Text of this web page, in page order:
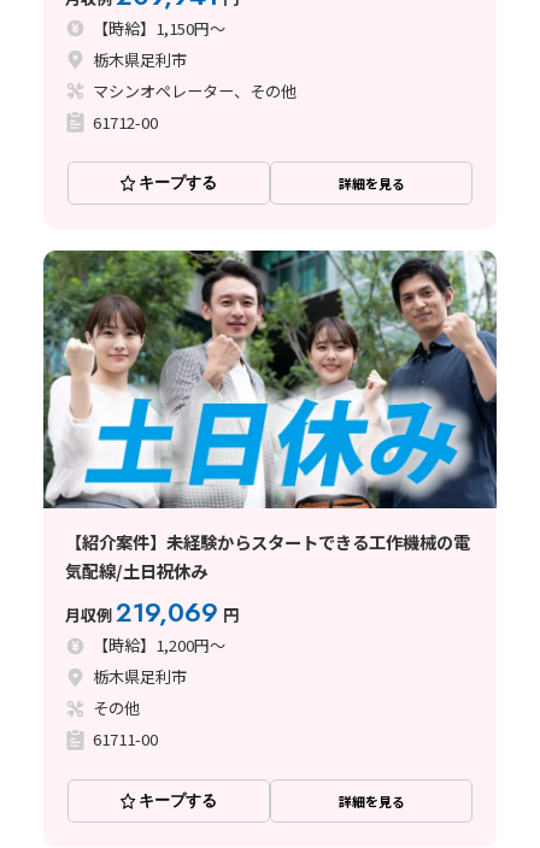
【時給】1,150円～
栃木県足利市
マシンオペレーター、その他
61712-00
キープする 詳細を見る
【紹介案件】未経験からスタートできる工作機械の電
気配線/土日祝休み
月収例219,069 円
【時給】1,200円～
栃木県足利市
その他
61711-00
キープする 詳細を見る